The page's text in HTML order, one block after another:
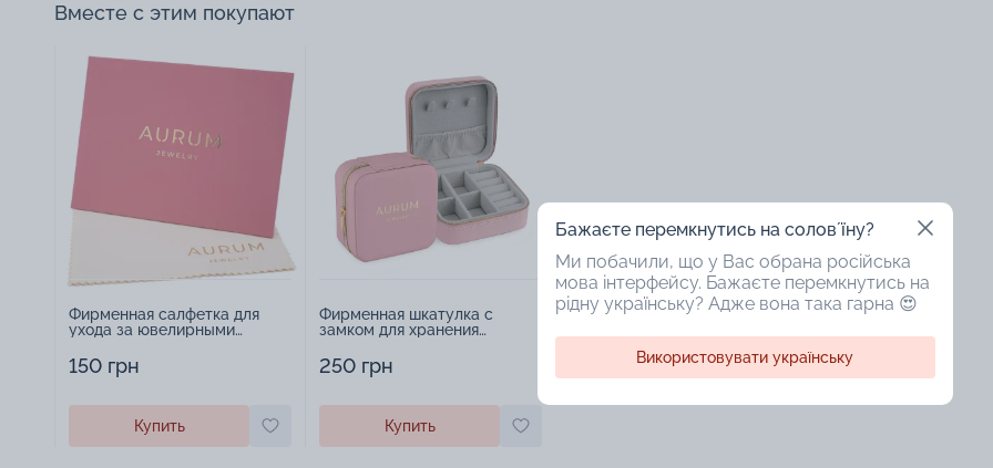
Вместе с этим покупают
Фирменная салфетка для
ухода за ювелирными
150 грн
Купить
Фирменная шкатулка с
замком для хранения
250 грн
Купить
Бажаєте перемкнутись на соловʼїну?
Ми побачили, що у Вас обрана російська
мова інтерфейсу. Бажаєте перемкнутись на
рідну українську? Адже вона така гарна 😍
Використовувати українську